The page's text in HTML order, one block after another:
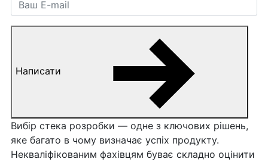
Написати
Вибір стека розробки — одне з ключових рішень,
яке багато в чому визначає успіх продукту.
Некваліфікованим фахівцям буває складно оцінити